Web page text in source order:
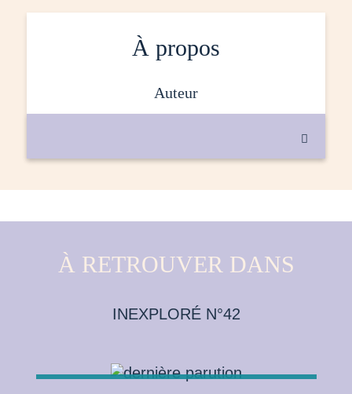
À propos
auteur

À RETROUVER DANS
INEXPLORÉ N°42